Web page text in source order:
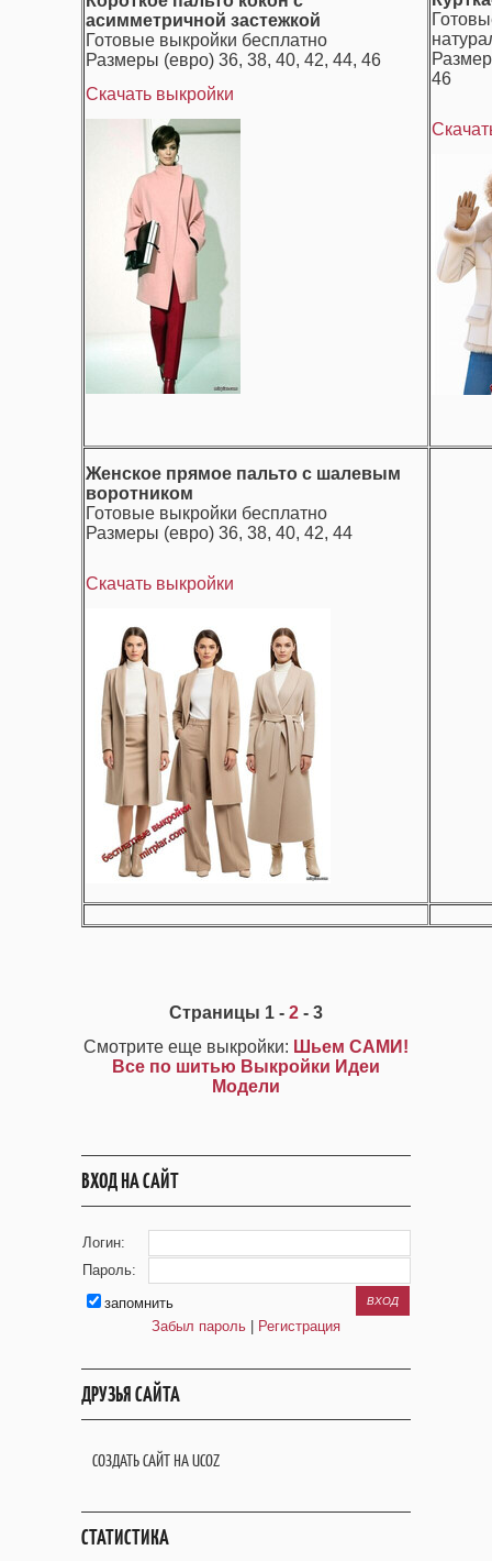
асимметричной застежкой
Готовые выкройки бесплатно
Размеры (евро) 36, 38, 40, 42, 44, 46
Скачать выкройки
46
Женское прямое пальто с шалевым
воротником
Готовые выкройки бесплатно
Размеры (евро) 36, 38, 40, 42, 44
Скачать выкройки
Страницы 1 - 2 - 3
Смотрите еще выкройки: Шьем САМИ!
Все по шитью Выкройки Идеи
Модели
ВХОД НА САЙТ
Логин:
Пароль:
запомнить
Забыл пароль
Регистрация
ДРУЗЬЯ САЙТА
СОЗДАТЬ САЙТ НА UCOZ
СТАТИСТИКА